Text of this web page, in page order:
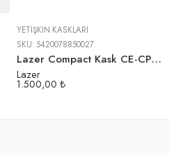
YETIŞKIN KASKLARI
SKU:5420078850027
Lazer Compact Kask CE-CPSC | Beyaz
Lazer
1.500,00 ₺